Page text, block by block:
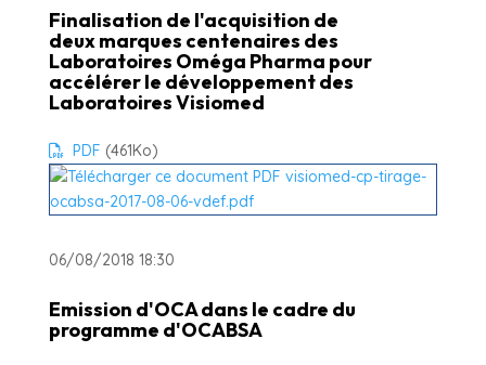
Finalisation de l'acquisition de
deux marques centenaires des
Laboratoires Oméga Pharma pour
accélérer le développement des
Laboratoires Visiomed
PDF (461Ko)
06/08/2018 18:30
Emission d'OCA dans le cadre du
programme d'OCABSA